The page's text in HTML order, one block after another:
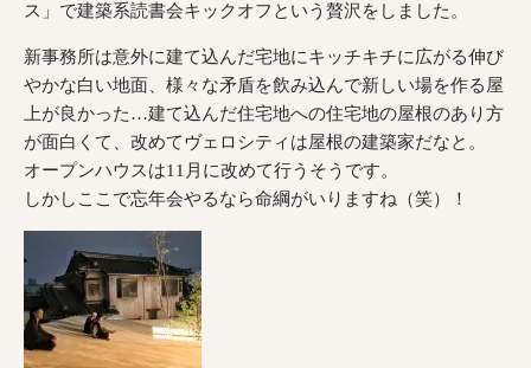
ス」で建築系読書会キックオフという贅沢をしました。
新事務所は意外に建て込んだ宅地にキッチキチに広がる伸び
やかな白い地面、様々な矛盾を飲み込んで新しい場を作る屋
上が良かった…建て込んだ住宅地への住宅地の屋根のあり方
が面白くて、改めてヴェロシティは屋根の建築家だなと。
オープンハウスは11月に改めて行うそうです。
しかしここで忘年会やるなら命綱がいりますね（笑）！